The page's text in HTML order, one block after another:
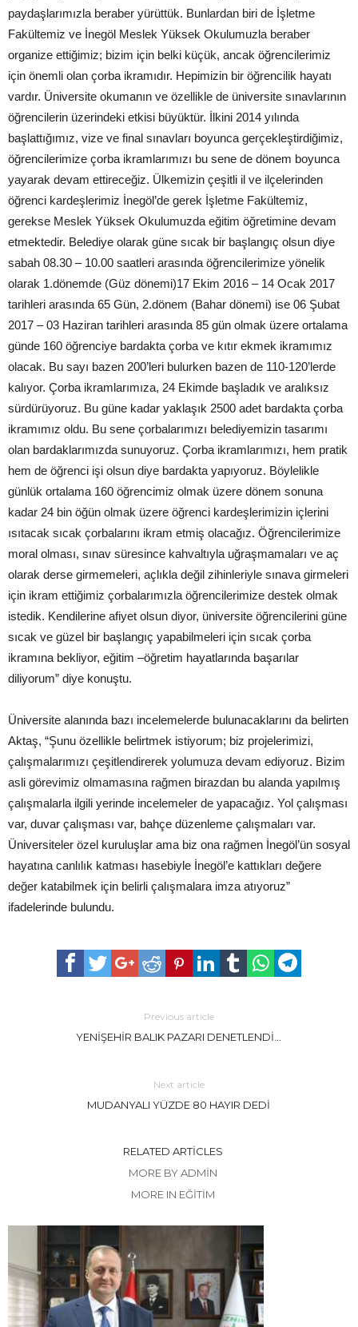
paydaşlarımızla beraber yürüttük. Bunlardan biri de İşletme
Fakültemiz ve İnegöl Meslek Yüksek Okulumuzla beraber
organize ettiğimiz; bizim için belki küçük, ancak öğrencilerimiz
için önemli olan çorba ikramıdır. Hepimizin bir öğrencilik hayatı
vardır. Üniversite okumanın ve özellikle de üniversite sınavlarının
öğrencilerin üzerindeki etkisi büyüktür. İlkini 2014 yılında
başlattığımız, vize ve final sınavları boyunca gerçekleştirdiğimiz,
öğrencilerimize çorba ikramlarımızı bu sene de dönem boyunca
yayarak devam ettireceğiz. Ülkemizin çeşitli il ve ilçelerinden
öğrenci kardeşlerimiz İnegöl’de gerek İşletme Fakültemiz,
gerekse Meslek Yüksek Okulumuzda eğitim öğretimine devam
etmektedir. Belediye olarak güne sıcak bir başlangıç olsun diye
sabah 08.30 – 10.00 saatleri arasında öğrencilerimize yönelik
olarak 1.dönemde (Güz dönemi)17 Ekim 2016 – 14 Ocak 2017
tarihleri arasında 65 Gün, 2.dönem (Bahar dönemi) ise 06 Şubat
2017 – 03 Haziran tarihleri arasında 85 gün olmak üzere ortalama
günde 160 öğrenciye bardakta çorba ve kıtır ekmek ikramımız
olacak. Bu sayı bazen 200’leri bulurken bazen de 110-120’lerde
kalıyor. Çorba ikramlarımıza, 24 Ekimde başladık ve aralıksız
sürdürüyoruz. Bu güne kadar yaklaşık 2500 adet bardakta çorba
ikramımız oldu. Bu sene çorbalarımızı belediyemizin tasarımı
olan bardaklarımızda sunuyoruz. Çorba ikramlarımızı, hem pratik
hem de öğrenci işi olsun diye bardakta yapıyoruz. Böylelikle
günlük ortalama 160 öğrencimiz olmak üzere dönem sonuna
kadar 24 bin öğün olmak üzere öğrenci kardeşlerimizin içlerini
ısıtacak sıcak çorbalarını ikram etmiş olacağız. Öğrencilerimize
moral olması, sınav süresince kahvaltıyla uğraşmamaları ve aç
olarak derse girmemeleri, açlıkla değil zihinleriyle sınava girmeleri
için ikram ettiğimiz çorbalarımızla öğrencilerimize destek olmak
istedik. Kendilerine afiyet olsun diyor, üniversite öğrencilerini güne
sıcak ve güzel bir başlangıç yapabilmeleri için sıcak çorba
ikramına bekliyor, eğitim –öğretim hayatlarında başarılar
diliyorum” diye konuştu.
Üniversite alanında bazı incelemelerde bulunacaklarını da belirten
Aktaş, “Şunu özellikle belirtmek istiyorum; biz projelerimizi,
çalışmalarımızı çeşitlendirerek yolumuza devam ediyoruz. Bizim
asli görevimiz olmamasına rağmen birazdan bu alanda yapılmış
çalışmalarla ilgili yerinde incelemeler de yapacağız. Yol çalışması
var, duvar çalışması var, bahçe düzenleme çalışmaları var.
Üniversiteler özel kuruluşlar ama biz ona rağmen İnegöl’ün sosyal
hayatına canlılık katması hasebiyle İnegöl’e kattıkları değere
değer katabilmek için belirli çalışmalara imza atıyoruz”
ifadelerinde bulundu.
Previous article
YENİŞEHİR BALIK PAZARI DENETLENDİ…
Next article
MUDANYALI YÜZDE 80 HAYIR DEDİ
RELATED ARTICLES
MORE BY ADMIN
MORE IN EĞİTİM